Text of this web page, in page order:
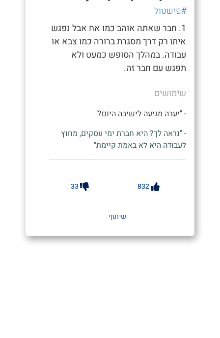
#פישטול
1. חבר שאתה אוהב כמו אח אבל נפגש
איתו רק דרך מסגרת ברורה כמו צבא או
עבודה. במהלך הסופש כמעט ולא
תפגש עם חבר זה.
שימושים
- "יערה מגיעה לישיבה היום?"
- "נראה לך? היא חברת ימי עסקים, מחוץ
לעבודה היא לא באמת קיימת"
832
33
שיתוף